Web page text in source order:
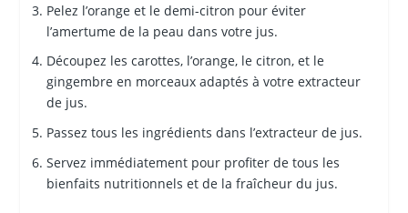
Pelez l’orange et le demi-citron pour éviter
l’amertume de la peau dans votre jus.
Découpez les carottes, l’orange, le citron, et le
gingembre en morceaux adaptés à votre extracteur
de jus.
Passez tous les ingrédients dans l’extracteur de jus.
Servez immédiatement pour profiter de tous les
bienfaits nutritionnels et de la fraîcheur du jus.